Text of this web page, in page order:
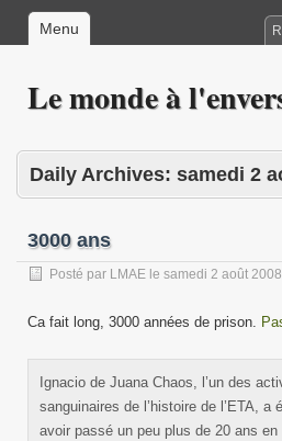
Menu
Le monde à
Daily Archives: samedi 2
3000 ans
Posté par LMAE le samedi 2 août 2008
Ca fait long, 3000 années de prison.
Ignacio de Juana Chaos, l’un des
sanguinaires de l’histoire de l’ETA, a
avoir passé un peu plus de 20 ans en